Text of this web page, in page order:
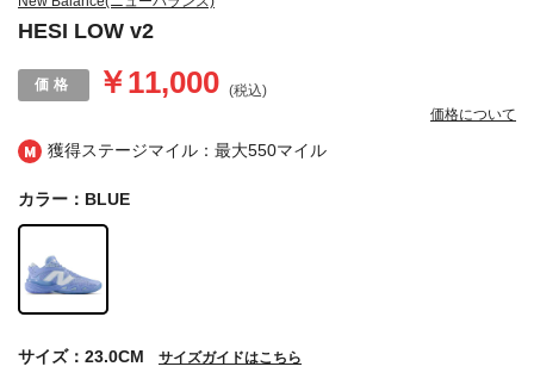
獲得ステージマイル：最大550マイル
HESI LOW v2
￥11,000 (税込)
価格について
カラー：BLUE
サイズ：23.0CM サイズガイドはこちら